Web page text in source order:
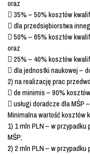
oraz
 35% – 50% kosztów
 dla przedsiębiorstwa
 50% – 65% kosztów
oraz
 25% – 40% kosztów
 dla jednostki naukowej –
2) na realizację prac
 de minimis – 90%
 usługi doradcze dla MŚP
Minimalna wartość kosztów
1) 1 mln PLN – w
MŚP;
2) 2 mln PLN – w przypadku